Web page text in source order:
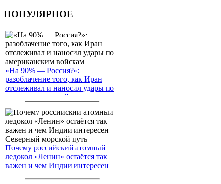
ПОПУЛЯРНОЕ
«На 90% — Россия?»:
разоблачение того, как Иран
отслеживал и наносил удары по
американским войскам
Почему российский атомный
ледокол «Ленин» остаётся так
важен и чем Индии интересен
Северный морской путь